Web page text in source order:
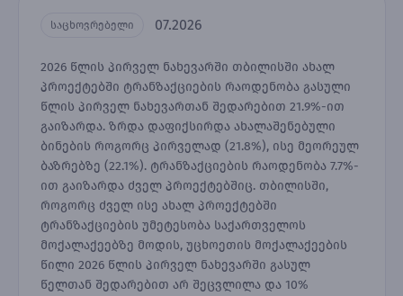
საცხოვრებელი 07.2026
2026 წლის პირველ ნახევარში თბილისში ახალ
პროექტებში ტრანზაქციების რაოდენობა გასული
წლის პირველ ნახევართან შედარებით 21.9%-ით
გაიზარდა. ზრდა დაფიქსირდა ახალაშენებული
ბინების როგორც პირველად (21.8%), ისე მეორეულ
ბაზრებზე (22.1%). ტრანზაქციების რაოდენობა 7.7%-
ით გაიზარდა ძველ პროექტებშიც. თბილისში,
როგორც ძველ ისე ახალ პროექტებში
ტრანზაქციების უმეტესობა საქართველოს
მოქალაქეებზე მოდის, უცხოეთის მოქალაქეების
წილი 2026 წლის პირველ ნახევარში გასულ
წელთან შედარებით არ შეცვლილა და 10%